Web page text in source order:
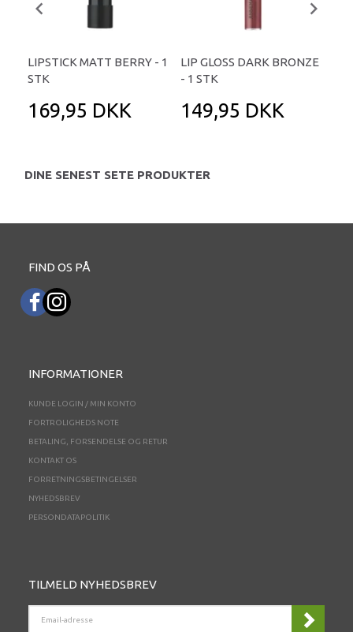
LIPSTICK MATT BERRY - 1
STK
169,95 DKK
LIP GLOSS DARK BRONZE
- 1 STK
149,95 DKK
DINE SENEST SETE PRODUKTER
FIND OS PÅ
INFORMATIONER
KUNDE LOGIN / MIN KONTO
FORTROLIGHEDS NOTE
BETALING, FORSENDELSE OG RETUR
KONTAKT OS
FORRETNINGSBETINGELSER
NYHEDSBREV
PERSONDATAPOLITIK
TILMELD NYHEDSBREV
ADRESSE